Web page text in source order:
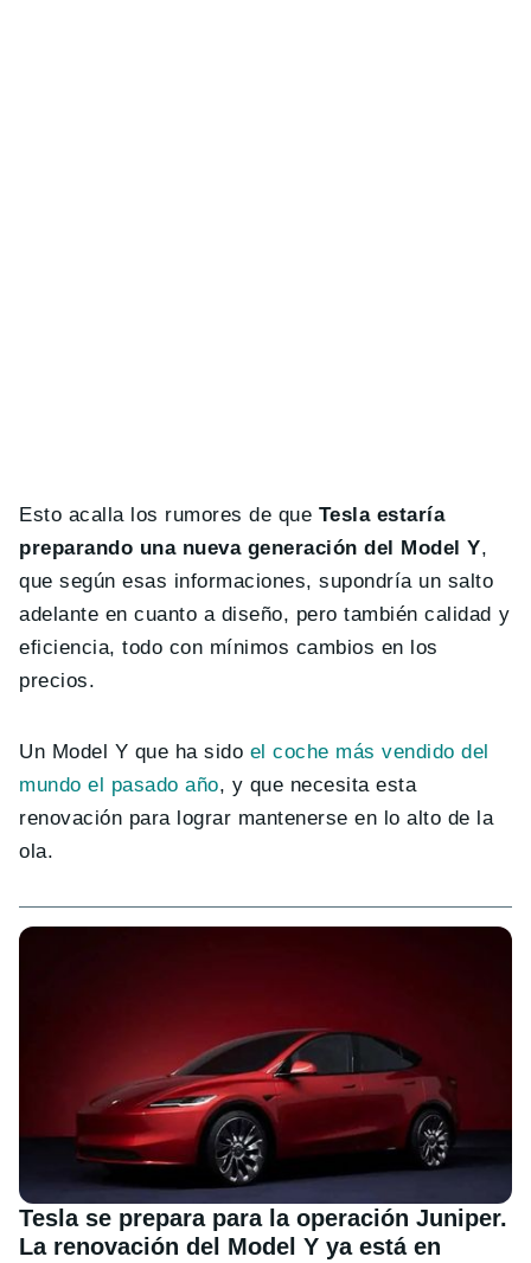
Esto acalla los rumores de que Tesla estaría
preparando una nueva generación del Model Y,
que según esas informaciones, supondría un salto
adelante en cuanto a diseño, pero también calidad y
eficiencia, todo con mínimos cambios en los
precios.
Un Model Y que ha sido el coche más vendido del
mundo el pasado año, y que necesita esta
renovación para lograr mantenerse en lo alto de la
ola.
Tesla se prepara para la operación Juniper.
La renovación del Model Y ya está en